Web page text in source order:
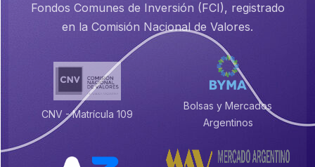
Fondos Comunes de Inversión (FCI), registrado
en la Comisión Nacional de Valores.
CNV - Matrícula 109
Bolsas y Mercados
Argentinos